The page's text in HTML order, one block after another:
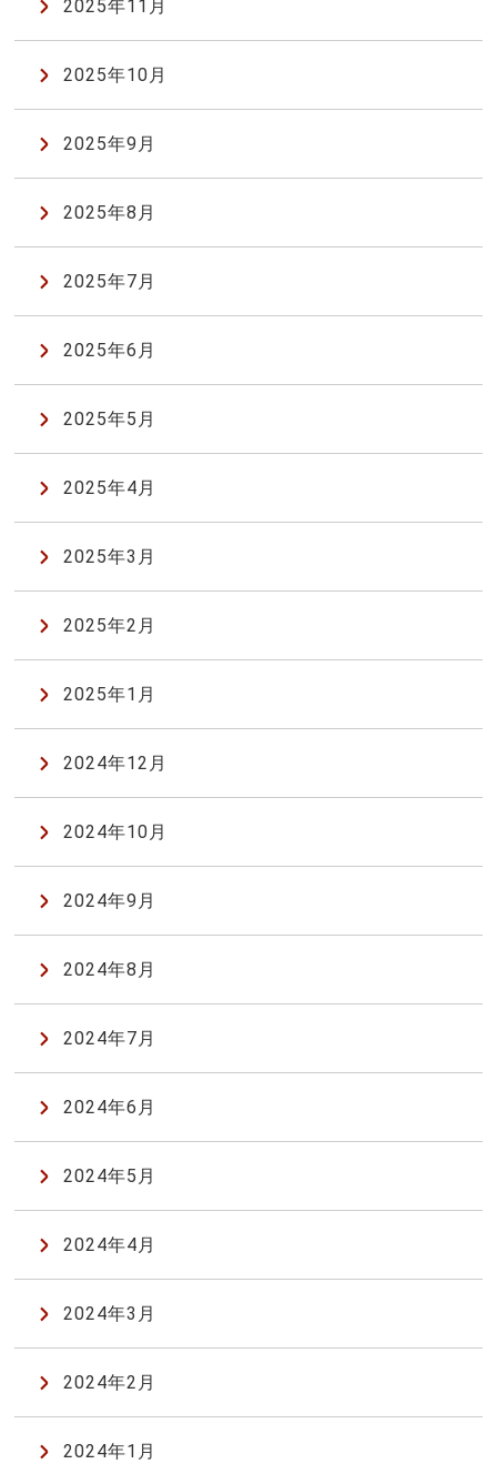
2025年11月
2025年10月
2025年9月
2025年8月
2025年7月
2025年6月
2025年5月
2025年4月
2025年3月
2025年2月
2025年1月
2024年12月
2024年10月
2024年9月
2024年8月
2024年7月
2024年6月
2024年5月
2024年4月
2024年3月
2024年2月
2024年1月